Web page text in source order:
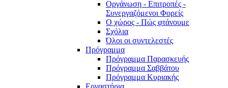
Οργάνωση - Επιτροπές -
Συνεργαζόμενοι Φορείς
Ο χώρος - Πώς φτάνουμε
Σχόλια
Όλοι οι συντελεστές
Πρόγραμμα
Πρόγραμμα Παρασκευής
Πρόγραμμα Σαββάτου
Πρόγραμμα Κυριακής
Εργαστήρια